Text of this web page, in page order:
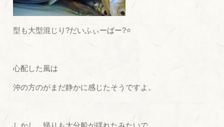
型も大型混じり?だいふぃーばー?⭐
心配した風は
沖の方のがまだ静かに感じたそうですよ。
しかし、帰りも大分船が揺れたみたいで…